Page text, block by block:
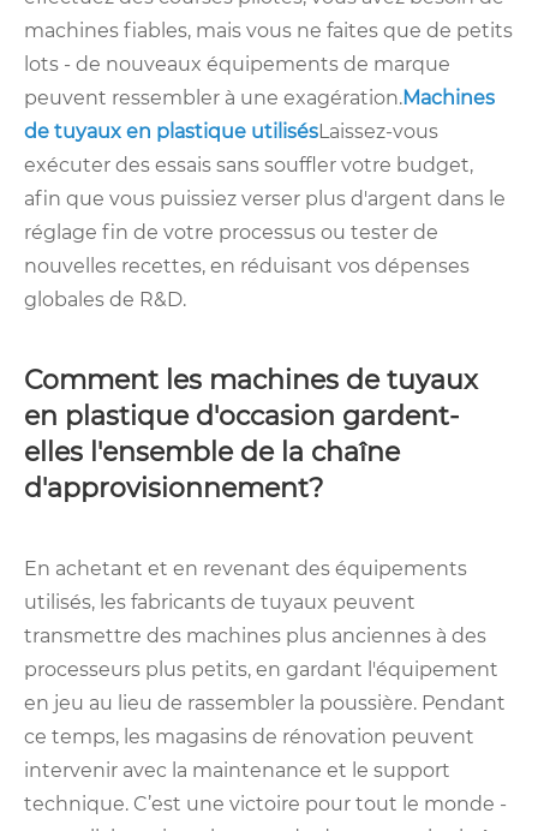
machines fiables, mais vous ne faites que de petits
lots - de nouveaux équipements de marque
peuvent ressembler à une exagération.Machines
de tuyaux en plastique utilisésLaissez-vous
exécuter des essais sans souffler votre budget,
afin que vous puissiez verser plus d'argent dans le
réglage fin de votre processus ou tester de
nouvelles recettes, en réduisant vos dépenses
globales de R&D.
Comment les machines de tuyaux
en plastique d'occasion gardent-
elles l'ensemble de la chaîne
d'approvisionnement?
En achetant et en revenant des équipements
utilisés, les fabricants de tuyaux peuvent
transmettre des machines plus anciennes à des
processeurs plus petits, en gardant l'équipement
en jeu au lieu de rassembler la poussière. Pendant
ce temps, les magasins de rénovation peuvent
intervenir avec la maintenance et le support
technique. C’est une victoire pour tout le monde -